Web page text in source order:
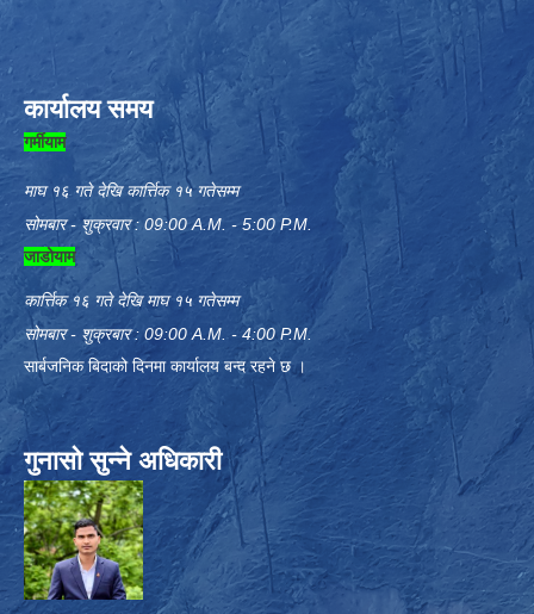
कार्यालय समय
गर्मीयाम
माघ १६ गते देखि कार्त्तिक १५ गतेसम्म
सोमबार - शुक्रवार : 09:00 A.M. - 5:00 P.M.
जाडोयाम
कार्त्तिक १६ गते देखि माघ १५ गतेसम्म
सोमबार - शुक्रबार : 09:00 A.M. - 4:00 P.M.
सार्बजनिक बिदाको दिनमा कार्यालय बन्द रहने छ ।
गुनासो सुन्ने अधिकारी